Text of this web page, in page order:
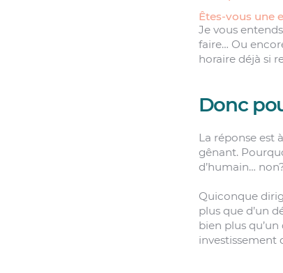
Êtes-vous une
Je vous
faire… Ou
horaire déjà si
Donc
La réponse est
gênant.
d’humain…
Quiconque
plus que d’un
bien plus
investissement